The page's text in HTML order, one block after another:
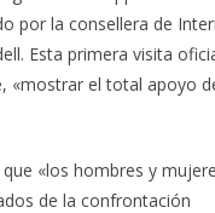
por la consellera de
Esta primera visita
«mostrar el total apoyo
«los hombres y
de la confrontación